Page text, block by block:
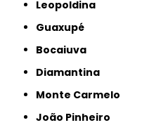
Leopoldina
Guaxupé
Bocaiuva
Diamantina
Monte Carmelo
João Pinheiro